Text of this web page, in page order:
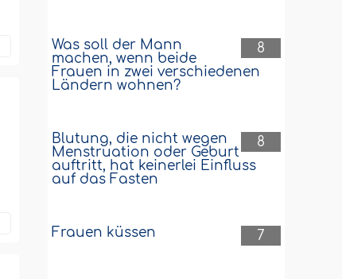
8
Was soll der Mann
machen, wenn beide
Frauen in zwei verschiedenen
Ländern wohnen?
8
Blutung, die nicht wegen
Menstruation oder Geburt
auftritt, hat keinerlei Einfluss
auf das Fasten
7
Frauen küssen